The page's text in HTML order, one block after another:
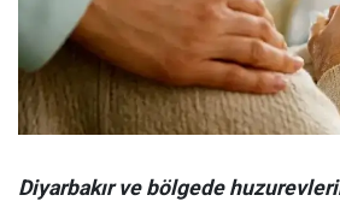
Diyarbakır ve bölgede